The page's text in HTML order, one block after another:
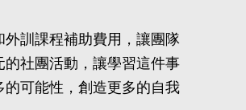
訓課程補助費用，讓團隊
社團活動，讓學習這件事
可能性，創造更多的自我